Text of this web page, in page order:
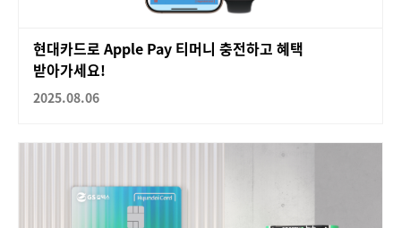
현대카드로 Apple Pay 티머니 충전하고 혜택
받아가세요!
2025.08.06